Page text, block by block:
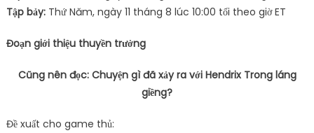
Tập bảy:Thứ Năm, ngày 11 tháng 8 lúc 10:00 tối theo giờ ET
Đoạn giới thiệu thuyền trưởng
Cũng nên đọc: Chuyện gì đã xảy ra với Hendrix Trong láng
giềng?
Đề xuất cho game thủ: